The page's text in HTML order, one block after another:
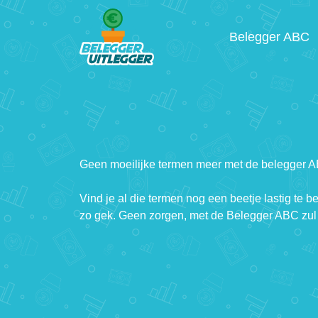
Belegger ABC
Geen moeilijke termen meer met de belegger
Vind je al die termen nog een beetje lastig te
zo gek. Geen zorgen, met de Belegger ABC